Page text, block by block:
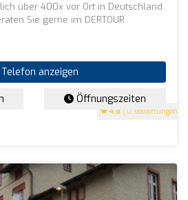
4.8 (12 Bewertungen)
über 400x vor Ort in Deutschland.
Sie gerne im DERTOUR
Telefon anzeigen
Öffnungszeiten